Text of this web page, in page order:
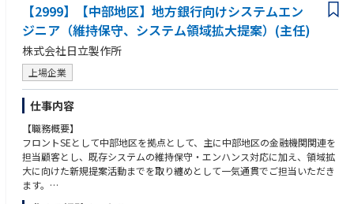
②量産化への橋渡し
・開発した新技術を生産部門と連携し、実際の生産ラインを活用して評
価・検証
・スムーズな量産化に向けたプロセスの確立
【業務の魅力】
・これまでのパッケージ基板にはない、新たな技術開発に携わることが可
能です。
・デバイスメーカーであるため、デバイスに必要となる全プロセスの技術
を社内に持っており、技術基盤が広く自身のスキルも広げていくことが可
能です。
・パッケージ基板は半導体よりも大きなデバイスであるため、設備以外の
部分で品質・性能による差別化の余地が大きく、自社の技術で製品優位性
を作り出すことが可能です。
【2999】【中部地区】地方銀行向けシステムエン
ジニア（維持保守、システム領域拡大提案）(主任)
株式会社日立製作所
上場企業
仕事内容
【職務概要】
フロントSEとして中部地区を拠点として、主に中部地区の金融機関関連を
担当顧客とし、既存システムの維持保守・エンハンス対応に加え、領域拡
大に向けた新規提案活動までを取り纏めとして一気通貫でご担当いただき
ます。
お客様に相対する日立の顔として第一線で、日々の維持保守・エンハンス